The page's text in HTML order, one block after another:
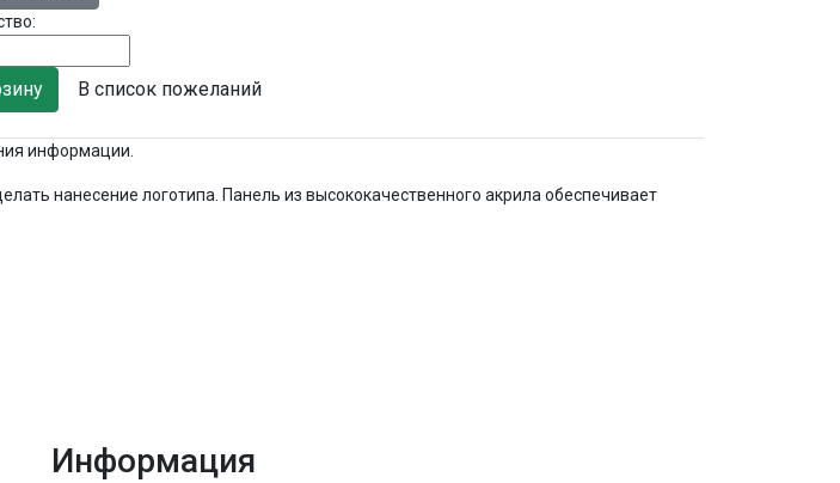
В список пожеланий
информации.
нанесение логотипа. Панель из высококачественного акрила обеспечивает
Информация